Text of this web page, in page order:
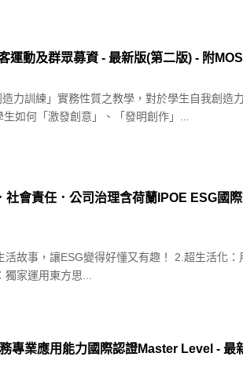
運動及群眾募資 - 最新版(第二版) - 附
力訓練」實務性質之教學，對於學生自我創造
如何「激發創意」、「發明創作」...
社會責任．公司治理含荷蘭IPOE ESG國
故事，讓ESG變得好懂又有趣！ 2.超生活化
家運用東方思...
業應用能力國際認證Master Level - 最